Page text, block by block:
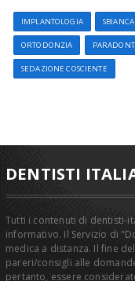
IMPLANTOLOGIA
ORTODONZIA
SEDAZIONE COSCIENTE
DENTISTI
Tutti i contenuti di dentisti-
informativo. Il Servizio di
medica a distanza. Il fine
pareri/consigli alle
pertanto, essere